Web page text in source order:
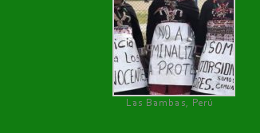
Las Bambas, Perú